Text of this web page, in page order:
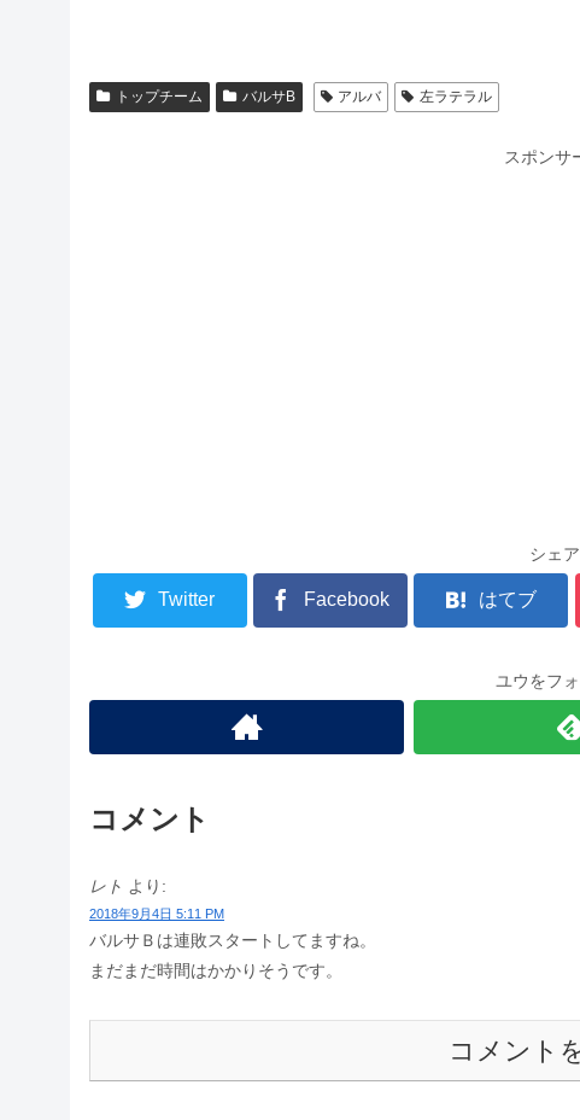
トップチーム バルサB アルバ 左ラテラル
スポンサ
シェ
Twitter Facebook はてブ
ユウをフ
コメント
レト より:
2018年9月4日 5:11 PM
バルサＢは連敗スタートしてますね。
まだまだ時間はかかりそうです。
コメント